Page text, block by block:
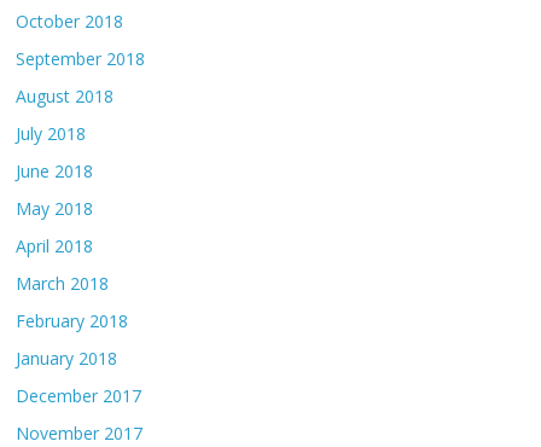
October 2018
September 2018
August 2018
July 2018
June 2018
May 2018
April 2018
March 2018
February 2018
January 2018
December 2017
November 2017